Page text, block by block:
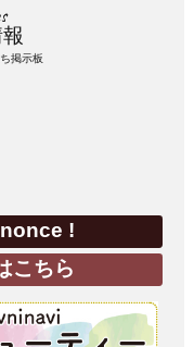
掲示板
!
こちら